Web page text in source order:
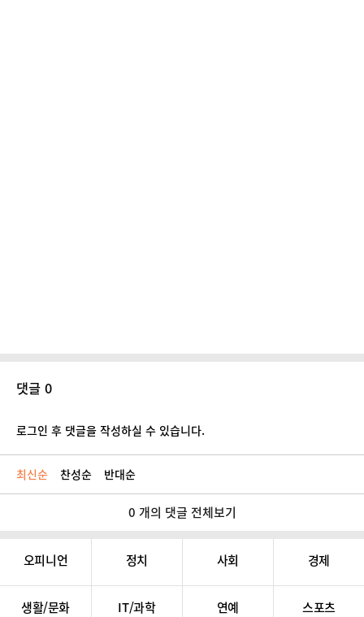
댓글 0
로그인 후 댓글을 작성하실 수 있습니다.
최신순 찬성순 반대순
0 개의 댓글 전체보기
오피니언 정치 사회 경제
생활/문화 IT/과학 연예 스포츠